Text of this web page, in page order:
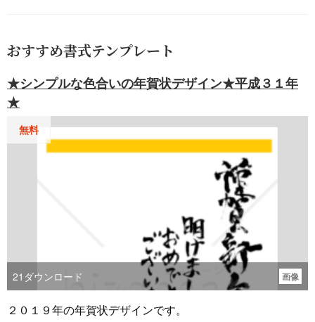
おすすめ書式テンプレート
★シンプルな色合いの年賀状デザイン★平成３１年
★
無料
21 ダウンロード 画像
２０１９年の年賀状デザインです。